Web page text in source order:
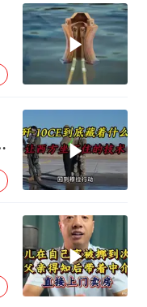
小伙靠AI减肥 45天瘦40斤进了ICU
李亚鹏向地铁吐血女孩捐99999元
新华社权威快报|我国编制完成新版全月地质图
总书记关心百姓身边这些民生大事